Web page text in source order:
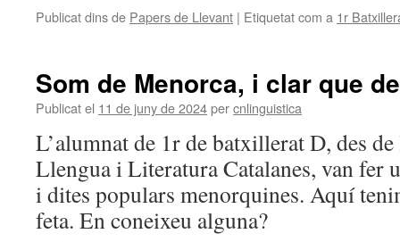
Publicat dins de Papers de Llevant | Etiquetat com a 1r
Som de Menorca, i clar que
Publicat el 11 de juny de 2024percnlinguistica
L’alumnat de 1r de batxillerat D, des de
Llengua i Literatura Catalanes, van fer
i dites populars menorquines. Aquí
feta. En coneixeu alguna?